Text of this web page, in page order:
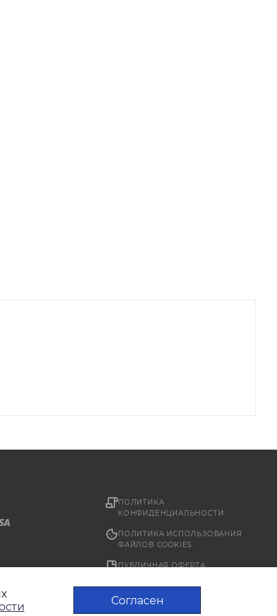
Согласен
ПОЛИТИКА
КОНФИДЕНЦИАЛЬНОСТИ
ПОЛИТИКА ИСПОЛЬЗОВАНИЯ
ФАЙЛОВ COOKIES
ПУБЛИЧНАЯ ОФЕРТА